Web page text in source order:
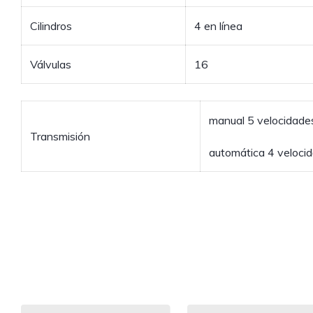
Cilindros 4 en línea
Válvulas 16
Transmisión
manual 5
automática 4